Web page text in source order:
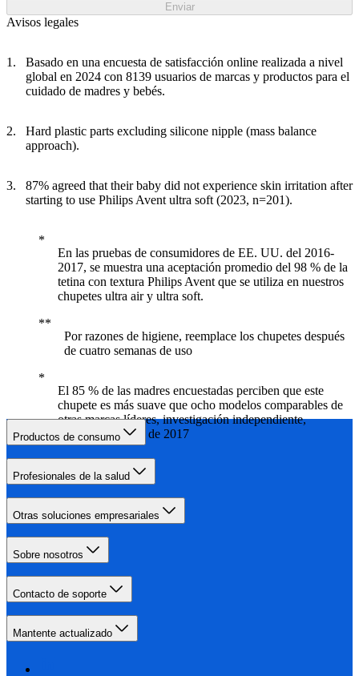
Enviar
Avisos legales
Basado en una encuesta de satisfacción online realizada a nivel
global en 2024 con 8139 usuarios de marcas y productos para el
cuidado de madres y bebés.
Hard plastic parts excluding silicone nipple (mass balance
approach).
87% agreed that their baby did not experience skin irritation after
starting to use Philips Avent ultra soft (2023, n=201).
En las pruebas de consumidores de EE. UU. del 2016-
2017, se muestra una aceptación promedio del 98 % de la
tetina con textura Philips Avent que se utiliza en nuestros
chupetes ultra air y ultra soft.
Por razones de higiene, reemplace los chupetes después
de cuatro semanas de uso
El 85 % de las madres encuestadas perciben que este
chupete es más suave que ocho modelos comparables de
otras marcas líderes, investigación independiente,
EE. UU., febrero de 2017
Productos de consumo
Profesionales de la salud
Otras soluciones empresariales
Sobre nosotros
Contacto de soporte
Mantente actualizado